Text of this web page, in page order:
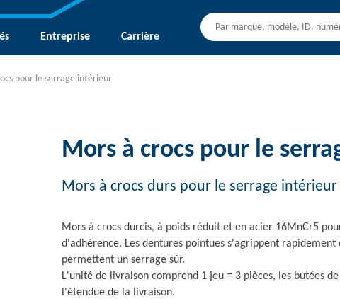
Entreprise Carrière
pour le serrage intérieur
Mors à crocs pour le
Mors à crocs durs pour le serrage
Mors à crocs durcis, à poids réduit et en acier 16MnCr5
d'adhérence. Les dentures pointues s'agrippent
permettent un serrage sûr.
L'unité de livraison comprend 1 jeu = 3 pièces, les butées
l'étendue de la livraison.